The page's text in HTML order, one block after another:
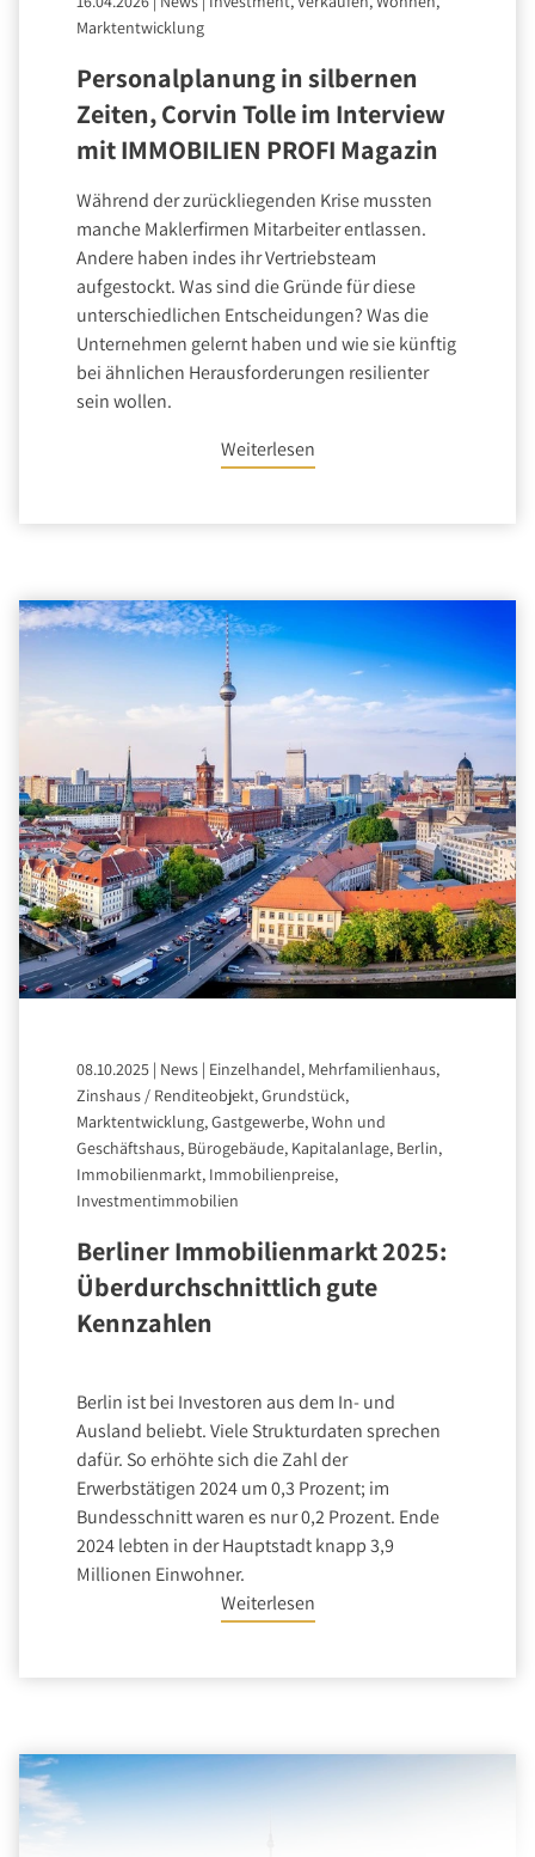
Marktentwicklung
Personalplanung in silbernen
Zeiten, Corvin Tolle im Interview
mit IMMOBILIEN PROFI Magazin
Während der zurückliegenden Krise mussten
manche Maklerfirmen Mitarbeiter entlassen.
Andere haben indes ihr Vertriebsteam
aufgestockt. Was sind die Gründe für diese
unterschiedlichen Entscheidungen? Was die
Unternehmen gelernt haben und wie sie künftig
bei ähnlichen Herausforderungen resilienter
sein wollen.
Weiterlesen
08.10.2025 | News | Einzelhandel, Mehrfamilienhaus,
Zinshaus / Renditeobjekt, Grundstück,
Marktentwicklung, Gastgewerbe, Wohn und
Geschäftshaus, Bürogebäude, Kapitalanlage, Berlin,
Immobilienmarkt, Immobilienpreise,
Investmentimmobilien
Berliner Immobilienmarkt 2025:
Überdurchschnittlich gute
Kennzahlen
Berlin ist bei Investoren aus dem In- und
Ausland beliebt. Viele Strukturdaten sprechen
dafür. So erhöhte sich die Zahl der
Erwerbstätigen 2024 um 0,3 Prozent; im
Bundesschnitt waren es nur 0,2 Prozent. Ende
2024 lebten in der Hauptstadt knapp 3,9
Millionen Einwohner.
Weiterlesen